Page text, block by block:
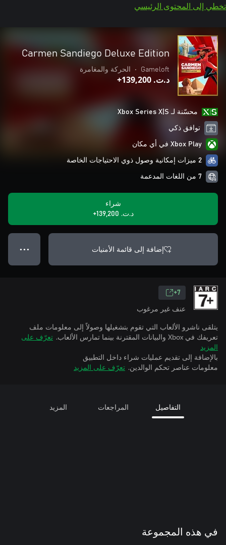
تخطي إلى المحتوى الرئيسي
Carmen Sandiego Deluxe Edition
Gameloft
• الحركة والمغامرة
د.ت.‏ 139,200+
محسّنة لـ Xbox Series X|S
توافق ذكي
Xbox Play في أي مكان
2 ميزات إمكانية وصول ذوي الاحتياجات الخاصة
7 من اللغات المدعمة
شراء
د.ت.‏ 139,200+
إضافة إلى قائمة الأمنيات ● ● ●
7+
عنف غير مرغوب
يتلقى ناشرو الألعاب التي تقوم بتشغيلها وصولاً إلى معلومات ملف
تعريفك في Xbox والبيانات المقترنة بينما تمارس الألعاب.
تعرّف على
المزيد
بالإضافة إلى تقديم عمليات شراء داخل التطبيق
معلومات عناصر تحكم الوالدين. تعرّف على المزيد
التفاصيل المراجعات المزيد
في هذه المجموعة